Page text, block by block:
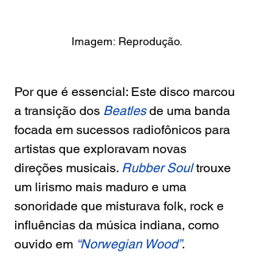
Imagem: Reprodução.
Por que é essencial: Este disco marcou
a transição dos Beatles de uma banda
focada em sucessos radiofônicos para
artistas que exploravam novas
direções musicais. Rubber Soul trouxe
um lirismo mais maduro e uma
sonoridade que misturava folk, rock e
influências da música indiana, como
ouvido em “Norwegian Wood”.